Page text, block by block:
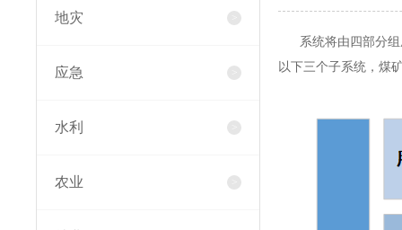
地灾
应急
水利
农业
系统将由四部分组
以下三个子系统， 煤